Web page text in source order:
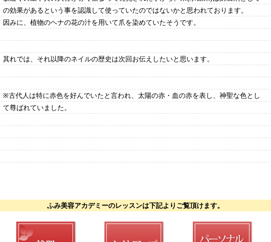
の効果があるという事を認識して使っていたのではないかと思われております。
因みに、植物のヘナの花の汁を用いて爪を染めていたそうです。
其れでは、それ以降のネイルの歴史は次回お伝えしたいと思います。
※古代人は特に赤色を好んでいたと言われ、太陽の赤・血の赤を表し、神聖な色とし
て尊ばれていました。
ふみ美容アカデミーのレッスンは下記よりご覧頂けます。